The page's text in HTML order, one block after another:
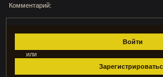
Комментарий:
Войти
или